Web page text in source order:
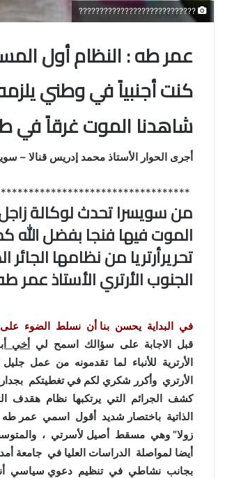
????????????????????????????
عمر طه : النظام أول
كنت أجنبياً في وطني
شاهدنا الموت غرقاً في
أجرى الحوار الأستاذ محمد إدريس قنالا –
من سويسرا تحدث لوكالة
الموت فيها فنجا بفضل الله
تحريرأرتريا من نظامها
الجنوب الأرتري الأستاذ عمر
في البداية يحسن بنا أن نسلط الضوء على
قبل الاجابة على سؤالك اسمح لي أخي
الأرترية للأنباء لما تقدمونه من عمل
الأرتري وأكرر شكري لكم في تغطيتكم
كشف الجرائم التي يرتكبها نظام هقدف
الذاتية باختصار شديد أقول اسمي عمر طه
زولا” وهي مسقط أصيل لأسرتي ،
أيضا لمواصلة الدراسات العليا في جامعة
بجانب نشاطي في تنظيم دعوي سياسي أنا